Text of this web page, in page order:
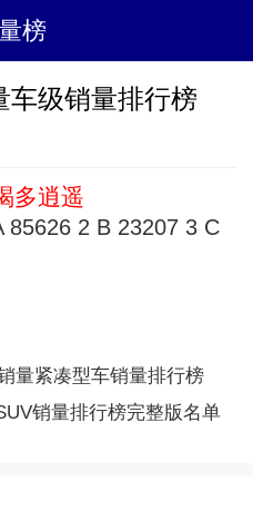
榜
车级销量排行榜
多逍遥
85626 2 B 23207 3 C
量紧凑型车销量排行榜
销量排行榜完整版名单